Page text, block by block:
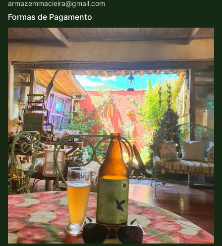
armazemmacieira@gmail.com
Formas de Pagamento